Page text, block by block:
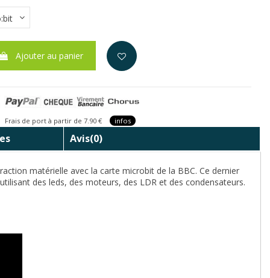
Ajouter au panier
de port à partir de 7.90 € infos
Avis(0)
matérielle avec la carte microbit de la BBC. Ce dernier
des leds, des moteurs, des LDR et des condensateurs.